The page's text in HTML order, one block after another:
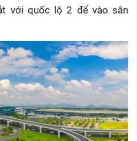
với quốc lộ 2 để vào sân